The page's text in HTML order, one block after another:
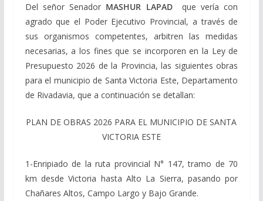
Del señor Senador MASHUR LAPADque vería con
agrado que el Poder Ejecutivo Provincial, a través de
sus organismos competentes, arbitren las medidas
necesarias, a los fines que se incorporen en la Ley de
Presupuesto 2026 de la Provincia, las siguientes obras
para el municipio de Santa Victoria Este, Departamento
de Rivadavia, que a continuación se detallan:
PLAN DE OBRAS 2026 PARA EL MUNICIPIO DE SANTA
VICTORIA ESTE
1-Enripiado de la ruta provincial N° 147, tramo de 70
km desde Victoria hasta Alto La Sierra, pasando por
Chañares Altos, Campo Largo y Bajo Grande.